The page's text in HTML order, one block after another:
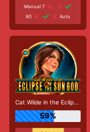
Manual 7
80
Auto
Cat Wilde in the Eclipse of the Sun God
59%